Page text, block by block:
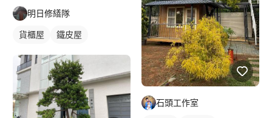
明日修繕隊
貨櫃屋 鐵皮屋
石頭工作室